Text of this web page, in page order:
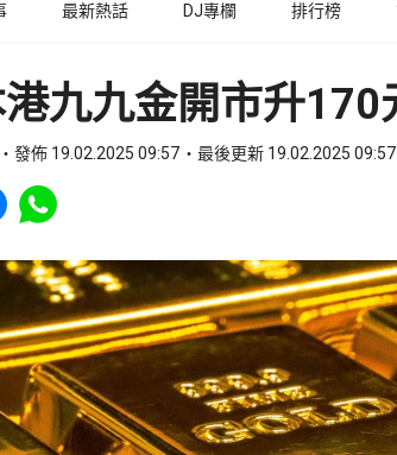
最新熱話 DJ專欄 排行榜
九九金開市升170
發佈 19.02.2025 09:57 最後更新 19.02.2025 09:57
to Facebook
Share to WhatsApp